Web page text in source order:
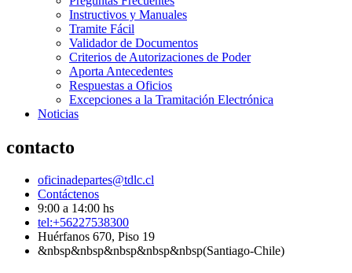
Instructivos y Manuales
Tramite Fácil
Validador de Documentos
Criterios de Autorizaciones de Poder
Aporta Antecedentes
Respuestas a Oficios
Excepciones a la Tramitación Electrónica
Noticias
contacto
oficinadepartes@tdlc.cl
Contáctenos
9:00 a 14:00 hs
tel:+56227538300
Huérfanos 670, Piso 19
&nbsp&nbsp&nbsp&nbsp&nbsp(Santiago-Chile)